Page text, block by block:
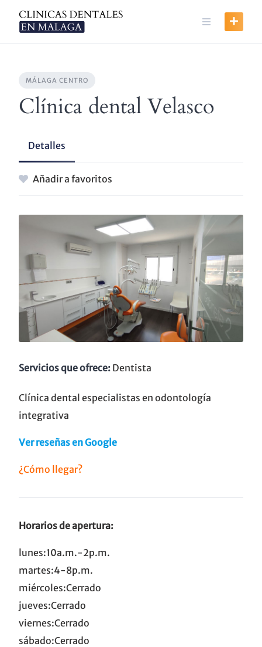
content
MÁLAGA CENTRO
Clínica dental Velasco
Detalles
Añadir a favoritos
Servicios que ofrece: Dentista
Clínica dental especialistas en odontología
integrativa
Ver reseñas en Google
¿Cómo llegar?
Horarios de apertura:
lunes:10a.m.-2p.m.
martes:4-8p.m.
miércoles:Cerrado
jueves:Cerrado
viernes:Cerrado
sábado:Cerrado